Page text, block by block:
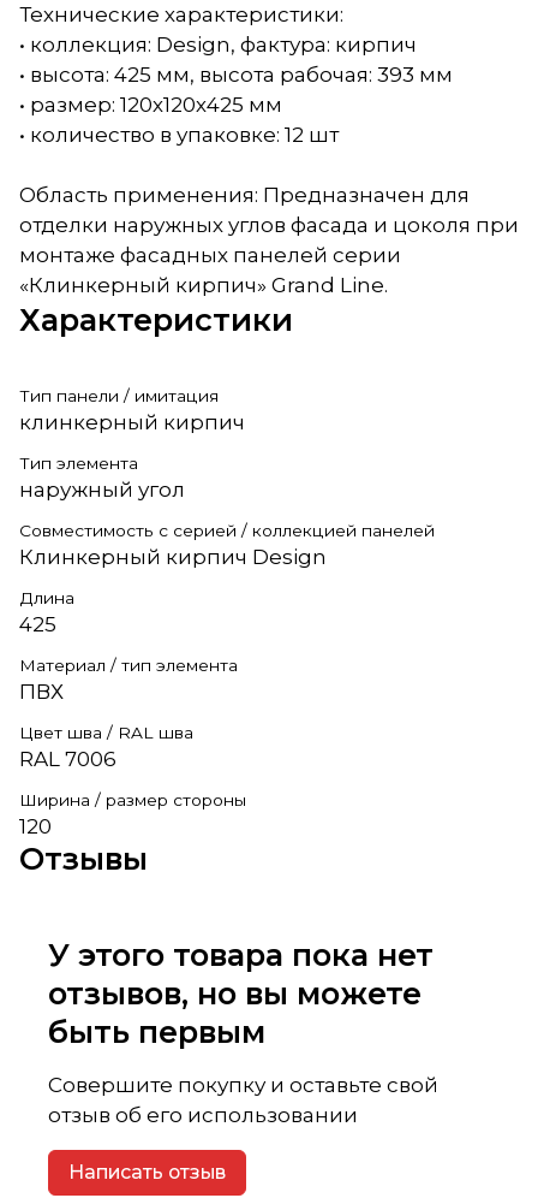
Технические характеристики:
• коллекция: Design, фактура: кирпич
• высота: 425 мм, высота рабочая: 393 мм
• размер: 120х120х425 мм
• количество в упаковке: 12 шт
Область применения: Предназначен для
отделки наружных углов фасада и цоколя при
монтаже фасадных панелей серии
«Клинкерный кирпич» Grand Line.
Характеристики
Тип панели / имитация
клинкерный кирпич
Тип элемента
наружный угол
Совместимость с серией / коллекцией панелей
Клинкерный кирпич Design
Длина
425
Материал / тип элемента
ПВХ
Цвет шва / RAL шва
RAL 7006
Ширина / размер стороны
120
Отзывы
У этого товара пока нет
отзывов, но вы можете
быть первым
Совершите покупку и оставьте свой
отзыв об его использовании
Написать отзыв